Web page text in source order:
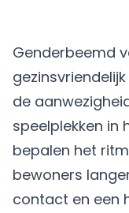
Genderbeemd
de
speelplekken in
bepalen het
bewoners
contact en een